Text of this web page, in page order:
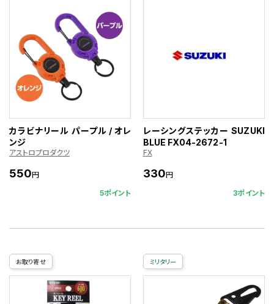
カラビナリール パープル / オレ
ンジ
アストロプロダクツ
550円
5ポイント
レーシングステッカー SUZUKI
BLUE FX04-2672-1
FX
330円
3ポイント
お取り寄せ ミリタリー